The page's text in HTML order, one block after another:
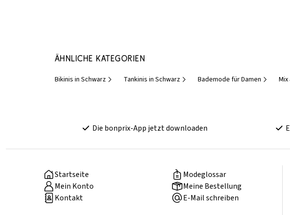
Ähnliche Kategorien
Bikinis in Schwarz Tankinis in Schwarz Bademode für Damen
Die bonprix-App jetzt downloaden
Startseite
Modeglossar
Mein Konto
Meine Bestellung
Kontakt
E-Mail schreiben